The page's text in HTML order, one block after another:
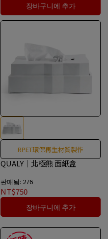
장바구니에 추가
RPET環保再生材質製作
QUALY｜北極熊 面紙盒
판매됨: 276
NT$750
장바구니에 추가